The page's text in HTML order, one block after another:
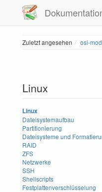
Zuletzt angesehen osi-
Linux
Linux
Dateisystemaufbau
Partitionierung
Dateisysteme und
RAID
ZFS
Netzwerke
SSH
Shellscripts
Festplattenverschlüsselung